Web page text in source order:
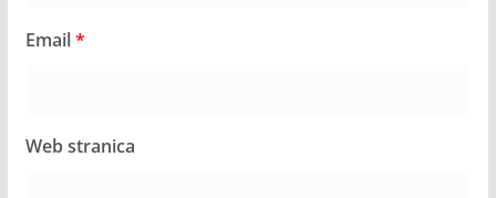
Email*
Web stranica